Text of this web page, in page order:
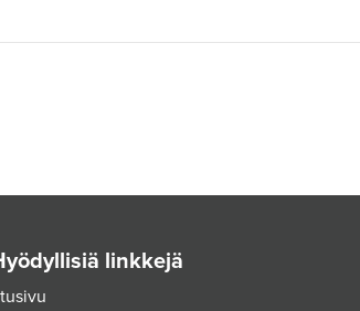
linkkejä